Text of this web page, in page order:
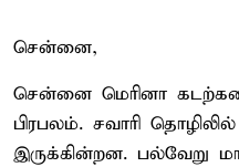
சென்னை,
சென்னை மெரினா
பிரபலம். சவாரி
இருக்கின்றன. பல்வேறு